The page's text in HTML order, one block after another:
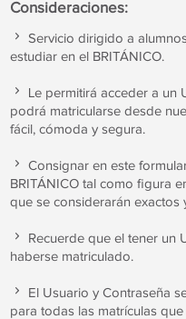
Consideraciones:
Servicio dirigido a
estudiar en el BRITÁNICO.
Le permitirá acceder a un
podrá matricularse desde
fácil, cómoda y segura.
Consignar en este
BRITÁNICO tal como figura
que se considerarán exactos
Recuerde que el tener un
haberse matriculado.
El Usuario y Contraseña
para todas las matrículas